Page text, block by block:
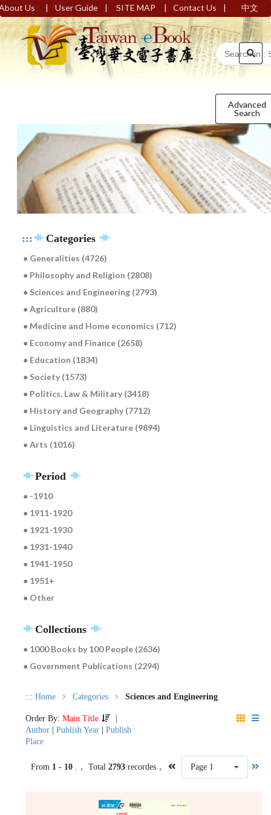
Us | User Guide | SITE MAP | Contact Us | 中文
Advanced
Search
::: Categories
● Generalities (4726)
● Philosophy and Religion (2808)
● Sciences and Engineering (2793)
● Agriculture (880)
● Medicine and Home economics (712)
● Economy and Finance (2658)
● Education (1834)
● Society (1573)
● Politics, Law & Military (3418)
● History and Geography (7712)
● Linguistics and Literature (9894)
● Arts (1016)
Period
● -1910
● 1911-1920
● 1921-1930
● 1931-1940
● 1941-1950
● 1951+
● Other
Collections
● 1000 Books by 100 People (2636)
● Government Publications (2294)
::: Home Categories Sciences and Engineering
Order By: Main Title
Author
Publish Year
Publish
Place
From 1 - 10 .， Total 2793recordes， Page 1